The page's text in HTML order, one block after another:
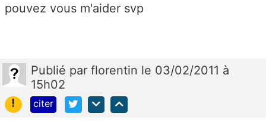
pouvez vous m'aider svp
Publié par florentin le 03/02/2011 à
15h02
!
citer